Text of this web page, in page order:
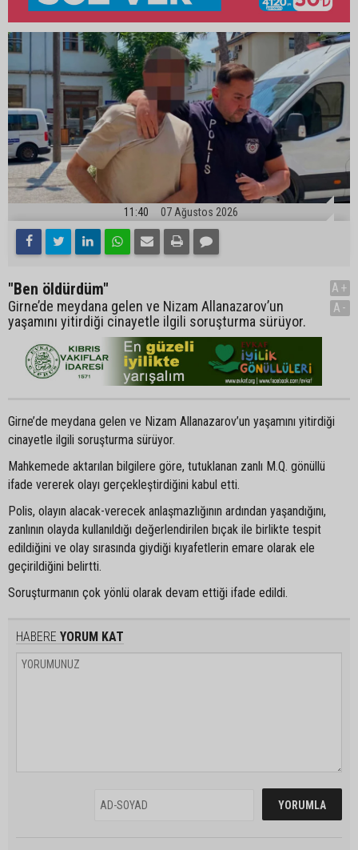
11:40 07 Ağustos 2026
"Ben öldürdüm"
Girne’de meydana gelen ve Nizam Allanazarov’un
yaşamını yitirdiği cinayetle ilgili soruşturma sürüyor.
A+
A-
Girne’de meydana gelen ve Nizam Allanazarov’un yaşamını yitirdiği
cinayetle ilgili soruşturma sürüyor.
Mahkemede aktarılan bilgilere göre, tutuklanan zanlı M.Q. gönüllü
ifade vererek olayı gerçekleştirdiğini kabul etti.
Polis, olayın alacak-verecek anlaşmazlığının ardından yaşandığını,
zanlının olayda kullanıldığı değerlendirilen bıçak ile birlikte tespit
edildiğini ve olay sırasında giydiği kıyafetlerin emare olarak ele
geçirildiğini belirtti.
Soruşturmanın çok yönlü olarak devam ettiği ifade edildi.
HABERE YORUM KAT